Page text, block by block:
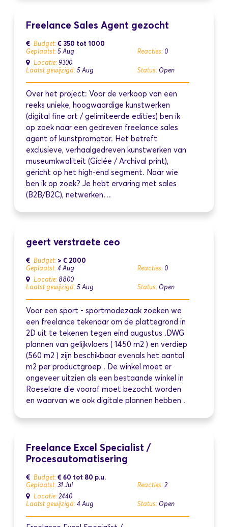
Freelance Sales Agent gezocht
Budget: € 350 tot 1000
Geplaatst: 5 Aug Reacties: 0
Locatie: 9300
Laatst gewijzigd: 5 Aug Status: Open
Over het project: Voor de verkoop van een
reeks unieke, hoogwaardige kunstwerken
(digital fine art / gelimiteerde edities) ben ik
op zoek naar een gedreven freelance sales
agent of kunstpromotor. Het betreft
exclusieve, verhaalgedreven kunstwerken van
museumkwaliteit (Giclée / Archival print),
gericht op het high-end segment. Naar wie
ben ik op zoek? Je hebt ervaring met sales
(B2B/B2C), netwerken…
geert verstraete ceo
Budget: > € 2000
Geplaatst: 4 Aug Reacties: 0
Locatie: 8800
Laatst gewijzigd: 5 Aug Status: Open
Voor een sport - sportmodezaak zoeken we
een freelance tekenaar om de plattegrond in
2D uit te tekenen tegen eind augustus .DWG
plannen van gelijkvloers ( 1450 m2 ) en verdiep
(560 m2 ) zijn beschikbaar evenals het aantal
m2 per productgroep . De winkel moet er
ongeveer uitzien als een bestaande winkel in
Roeselare die vooraf moet bezocht worden
en waarvan we ook digitale plannen hebben .
Freelance Excel Specialist /
Procesautomatisering
Budget: € 60 tot 80 p.u.
Geplaatst: 31 Jul Reacties: 2
Locatie: 2440
Laatst gewijzigd: 4 Aug Status: Open